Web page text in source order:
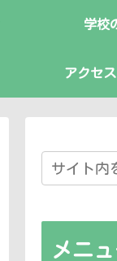
学校
アクセ
メニ